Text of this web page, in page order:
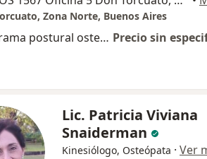
Zona Norte, Buenos Aires
Programa postural osteopatico Precio sin
Lic. Patricia Viviana
Snaiderman
Kinesiólogo, Osteópata · Ver